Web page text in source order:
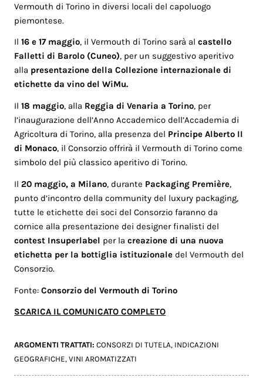
Vermouth di Torino in diversi locali del capoluogo
piemontese.
Il16 e 17 maggio, il Vermouth di Torino sarà alcastello
Falletti di Barolo (Cuneo), per un suggestivo aperitivo
alla presentazione della Collezione internazionale di
etichette da vino del WiMu.
Il18 maggio, alla Reggia di Venaria a Torino, per
l’inaugurazione dell’Anno Accademico dell’Accademia di
Agricoltura di Torino, alla presenza del Principe Alberto II
di Monaco, il Consorzio offrirà il Vermouth di Torino come
simbolo del più classico aperitivo di Torino.
Il20 maggio, a Milano, durante Packaging Première,
punto d’incontro della community del luxury packaging,
tutte le etichette dei soci del Consorzio faranno da
cornice alla presentazione dei designer finalisti del
contest Insuperlabel per lacreazione di una nuova
etichetta per la bottiglia istituzionale del Vermouth del
Consorzio.
Fonte:Consorzio del Vermouth di Torino
SCARICA IL COMUNICATO COMPLETO
ARGOMENTI TRATTATI:CONSORZI DI TUTELA, INDICAZIONI
GEOGRAFICHE,VINI AROMATIZZATI